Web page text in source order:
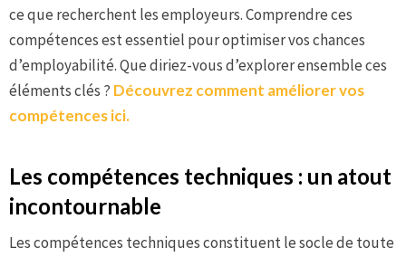
ce que recherchent les employeurs. Comprendre ces
compétences est essentiel pour optimiser vos chances
d’employabilité. Que diriez-vous d’explorer ensemble ces
éléments clés ? Découvrez comment améliorer vos
compétences ici.
Les compétences techniques : un atout
incontournable
Les compétences techniques constituent le socle de toute